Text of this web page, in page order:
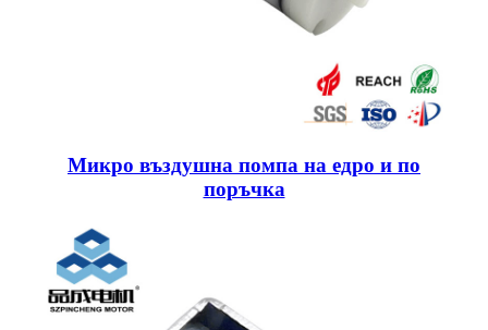
Микро въздушна помпа на едро и по
поръчка